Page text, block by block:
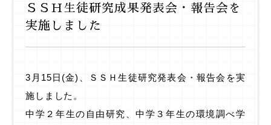
ＳＳＨ生徒研究成果発表会・報告会を
実施しました
3月15日(金)、ＳＳＨ生徒研究発表会・報告会を実
施しました。
中学２年生の自由研究、中学３年生の環境調べ学